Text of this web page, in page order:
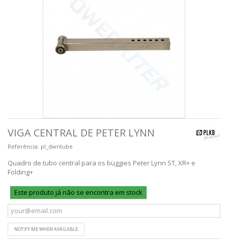
VIGA CENTRAL DE PETER LYNN
Referência: pl_dwntube
Quadro de tubo central para os buggies Peter Lynn ST, XR+ e
Folding+
Este produto já não se encontra em stock
NOTIFY ME WHEN AVAILABLE